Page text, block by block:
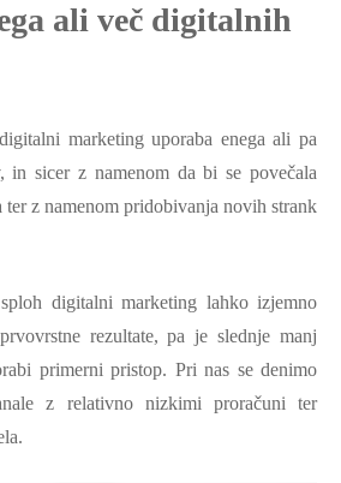
ali več digitalnih
marketing uporaba enega ali pa
in sicer z namenom da bi se povečala
ter z namenom pridobivanja novih strank
digitalni marketing lahko izjemno
rezultate, pa je slednje manj
primerni pristop. Pri nas se denimo
z relativno nizkimi proračuni ter